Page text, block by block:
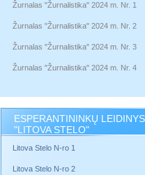
Žurnalas "Žurnalistika" 2024 m. Nr. 1
Žurnalas "Žurnalistika" 2024 m. Nr. 2
Žurnalas "Žurnalistika" 2024 m. Nr. 3
Žurnalas "Žurnalistika" 2024 m. Nr. 4
ESPERANTININKŲ LEIDINYS
"LITOVA STELO"
Litova Stelo N-ro 1
Litova Stelo N-ro 2